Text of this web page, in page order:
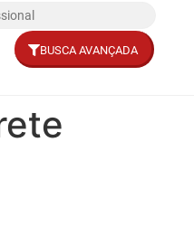
BUSCA AVANÇADA